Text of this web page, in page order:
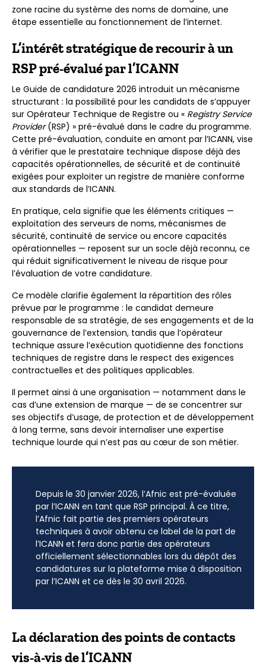
zone racine du système des noms de domaine, une
étape essentielle au fonctionnement de l’internet.
L’intérêt stratégique de recourir à un
RSP pré-évalué par l’ICANN
Le Guide de candidature 2026 introduit un mécanisme
structurant : la possibilité pour les candidats de s’appuyer
sur Opérateur Technique de Registre ou « Registry Service
Provider(RSP) » pré-évalué dans le cadre du programme.
Cette pré-évaluation, conduite en amont par l’ICANN, vise
à vérifier que le prestataire technique dispose déjà des
capacités opérationnelles, de sécurité et de continuité
exigées pour exploiter un registre de manière conforme
aux standards de l’ICANN.
En pratique, cela signifie que les éléments critiques —
exploitation des serveurs de noms, mécanismes de
sécurité, continuité de service ou encore capacités
opérationnelles — reposent sur un socle déjà reconnu, ce
qui réduit significativement le niveau de risque pour
l’évaluation de votre candidature.
Ce modèle clarifie également la répartition des rôles
prévue par le programme : le candidat demeure
responsable de sa stratégie, de ses engagements et de la
gouvernance de l’extension, tandis que l’opérateur
technique assure l’exécution quotidienne des fonctions
techniques de registre dans le respect des exigences
contractuelles et des politiques applicables.
Il permet ainsi à une organisation — notamment dans le
cas d’une extension de marque — de se concentrer sur
ses objectifs d’usage, de protection et de développement
à long terme, sans devoir internaliser une expertise
technique lourde qui n’est pas au cœur de son métier.
Depuis le 30 janvier 2026, l’Afnic est pré-évaluée
par l’ICANN en tant que RSP principal. À ce titre,
l’Afnic fait partie des premiers opérateurs
techniques à avoir obtenu ce label de la part de
l’ICANN et fera donc partie des opérateurs
officiellement sélectionnables lors du dépôt des
candidatures sur la plateforme mise à disposition
par l’ICANN et ce dès le 30 avril 2026.
La déclaration des points de contacts
vis-à-vis de l’ICANN